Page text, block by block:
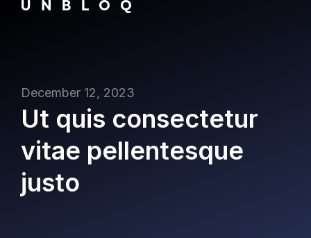
December 12, 2023
Ut quis consectetur
vitae pellentesque
justo